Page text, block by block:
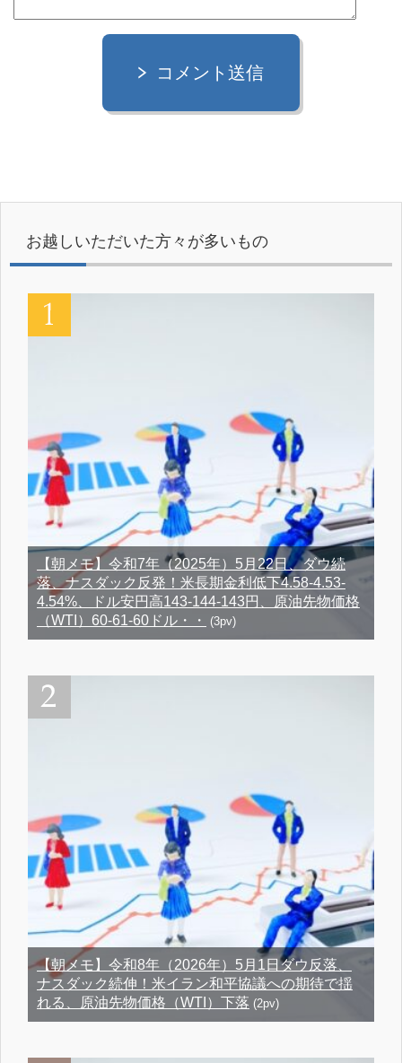
コメント送信
お越しいただいた方々が多いもの
【朝メモ】令和7年（2025年）5月22日、ダウ続
落、ナスダック反発！米長期金利低下4.58-4.53-
4.54%、ドル安円高143-144-143円、原油先物価格
（WTI）60-61-60ドル・・
(3pv)
【朝メモ】令和8年（2026年）5月1日ダウ反落、
ナスダック続伸！米イラン和平協議への期待で揺
れる、原油先物価格（WTI）下落 (2pv)